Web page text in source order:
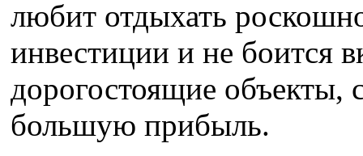
любит отдыхать
инвестиции и не боится
дорогостоящие объекты,
большую прибыль.